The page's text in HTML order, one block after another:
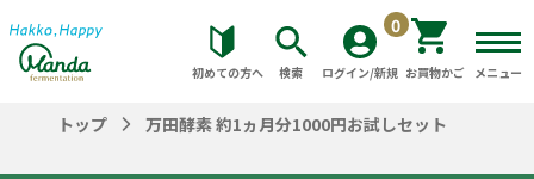
初めての方へ 検索 ログイン/新規お買物かご
0
メニュー
トップ 万田酵素 約1ヵ月分1000円お試しセット